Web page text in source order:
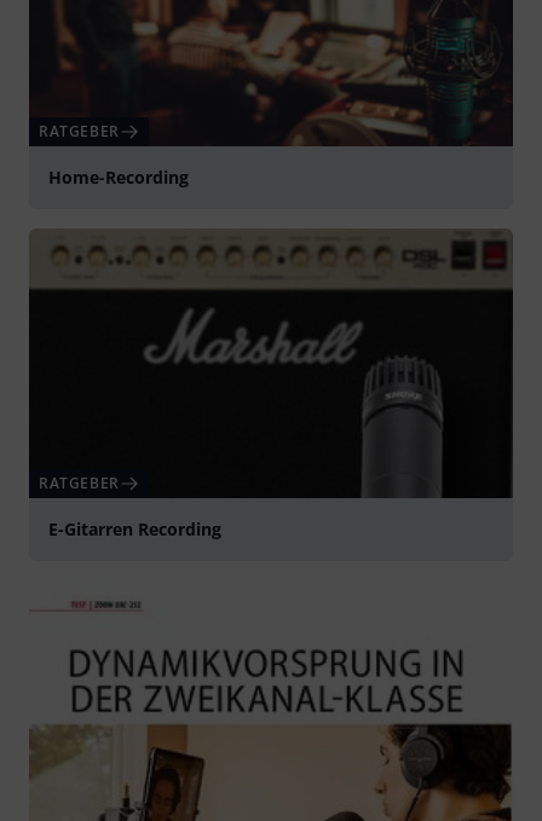
RATGEBER
Home-Recording
RATGEBER
E-Gitarren Recording